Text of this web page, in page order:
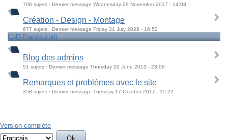
706 sujets · Dernier message Wednesday 29 November 2017 - 14:03
Création - Design - Montage
677 sujets · Dernier message Friday 31 July 2026 - 16:52
CoD-France.com
Blog des admins
51 sujets · Dernier message Thursday 20 June 2013 - 23:06
Remarques et problèmes avec le site
358 sujets · Dernier message Tuesday 17 October 2017 - 15:22
Version complète